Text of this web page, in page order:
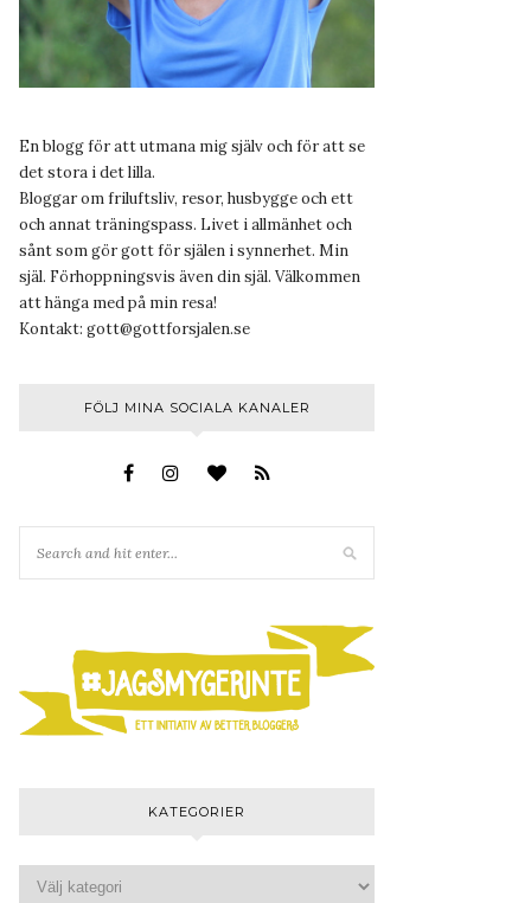
En blogg för att utmana mig själv och för att se
det stora i det lilla.
Bloggar om friluftsliv, resor, husbygge och ett
och annat träningspass. Livet i allmänhet och
sånt som gör gott för själen i synnerhet. Min
själ. Förhoppningsvis även din själ. Välkommen
att hänga med på min resa!
Kontakt: gott@gottforsjalen.se
FÖLJ MINA SOCIALA KANALER
KATEGORIER